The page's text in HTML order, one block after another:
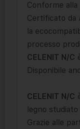
Conforme
Certificato da
la
processo
CELENIT N/C
Disponibile
CELENIT N/C
legno
Grazie alle